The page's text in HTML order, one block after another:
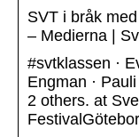
SVT i bråk
– Medierna |
#svtklassen ·
Engman ·
2 others. at